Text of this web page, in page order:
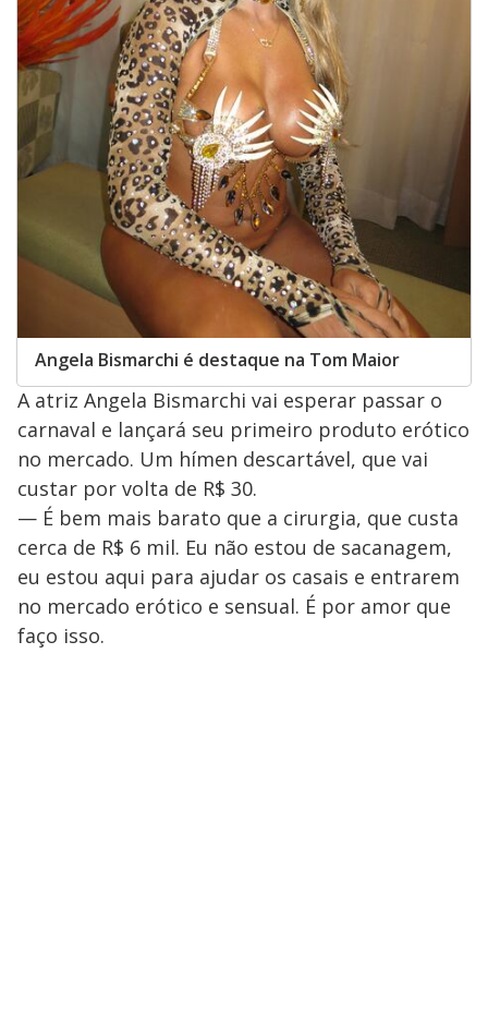
Angela Bismarchi é destaque na Tom Maior
A atriz Angela Bismarchi vai esperar passar o
carnaval e lançará seu primeiro produto erótico
no mercado. Um hímen descartável, que vai
custar por volta de R$ 30.
— É bem mais barato que a cirurgia, que custa
cerca de R$ 6 mil. Eu não estou de sacanagem,
eu estou aqui para ajudar os casais e entrarem
no mercado erótico e sensual. É por amor que
faço isso.